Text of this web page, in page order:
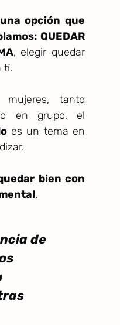
opción que
QUEDAR
, elegir quedar
tí.
tanto
en grupo, el
es un tema en
bien con
.
de